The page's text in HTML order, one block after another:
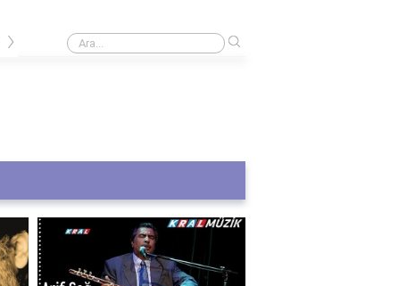
Amcaya doğum günü için sözler
›